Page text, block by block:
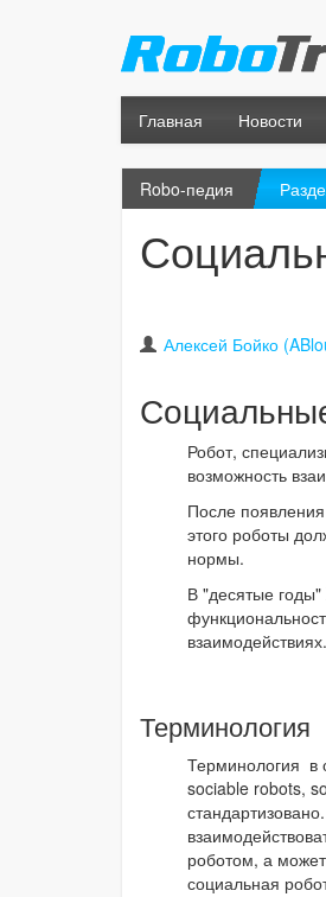
Главная Новости
Robo-педия
Алексей Бойко
Робот,
возможность
После
этого роботы
нормы.
В "десятые
взаимодействиях.
Терминология
Терминология в
sociable robots,
роботом, а
социальная